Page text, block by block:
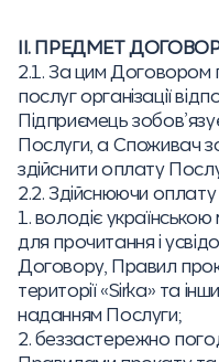
ІІ. ПРЕДМЕТ
2.1. За цим Договором
послуг організації
Підприємець
Послуги, а Споживач
здійснити оплату
2.2. Здійснюючи
1. володіє
для прочитання і
Договору, Правил
території «Sirka» та
наданням Послуги;
2. беззастережно